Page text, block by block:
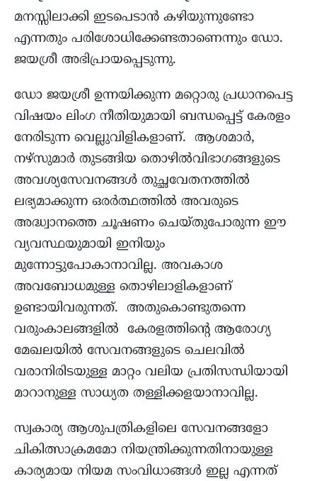
മനസ്സിലാക്കി ഇടപെടാൻ കഴിയുന്നുണ്ടോ
എന്നതും പരിശോധിക്കേണ്ടതാണെന്നും ഡോ.
ജയശ്രീ അഭിപ്രായപ്പെടുന്നു.
ഡോ ജയശ്രീ ഉന്നയിക്കുന്ന മറ്റൊരു പ്രധാനപെട്ട
വിഷയം ലിംഗ നീതിയുമായി ബന്ധപ്പെട്ട് കേരളം
നേരിടുന്ന വെല്ലുവിളികളാണ്. ആശമാര്‍,
നഴ്സുമാർ തുടങ്ങിയ തൊഴില്‍വിഭാഗങ്ങളുടെ
അവശ്യസേവനങ്ങള്‍ തുച്ഛവേതനത്തിൽ
ലഭ്യമാക്കുന്ന ഒരര്‍ത്ഥത്തില്‍ അവരുടെ
അദ്ധ്വാനത്തെ ചൂഷണം ചെയ്തുപോരുന്ന ഈ
വ്യവസ്ഥയുമായി ഇനിയും
മുന്നോട്ടുപോകാനാവില്ല. അവകാശ
അവബോധമുള്ള തൊഴിലാളികളാണ്
ഉണ്ടായിവരുന്നത്. അതുകൊണ്ടുതന്നെ
വരുംകാലങ്ങളിൽ കേരളത്തിന്‍റെ ആരോഗ്യ
മേഖലയിൽ സേവനങ്ങളുടെ ചെലവിൽ
വരാനിരിടയുള്ള മാറ്റം വലിയ പ്രതിസന്ധിയായി
മാറാനുള്ള സാധ്യത തള്ളിക്കളയാനാവില്ല.
സ്വകാര്യ ആശുപത്രികളിലെ സേവനങ്ങളോ
ചികിത്സാക്രമമോ നിയന്ത്രിക്കുന്നതിനായുള്ള
കാര്യമായ നിയമ സംവിധാങ്ങള്‍ ഇല്ല എന്നത്